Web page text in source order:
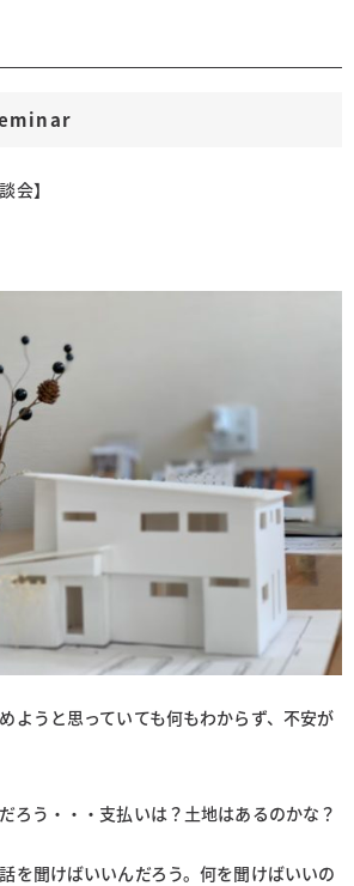
会】
ようと思っていても何もわからず、不安が
ろう・・・支払いは？土地はあるのかな？
を聞けばいいんだろう。何を聞けばいいの